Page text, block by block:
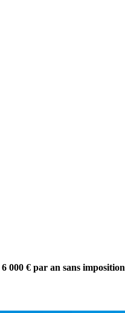
6 000 € par an sans imposition